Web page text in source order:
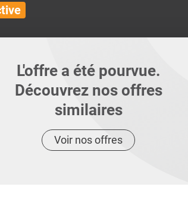
L'offre a été pourvue.
Découvrez nos offres
similaires
Voir nos offres